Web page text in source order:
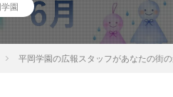
園
平岡学園の広報スタッフがあなたの街